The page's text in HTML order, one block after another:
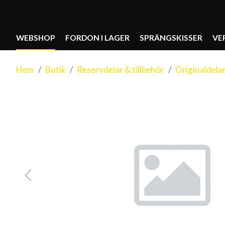
WEBSHOP FORDON I LAGER SPRÄNGSKISSER
Hem Butik Reservdelar & tillbehör